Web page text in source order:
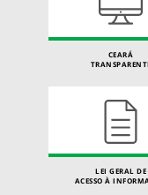
CEARÁ
LEI GERAL DE
ACESSO À